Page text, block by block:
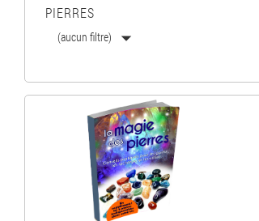
PIERRES
(aucun filtre) 